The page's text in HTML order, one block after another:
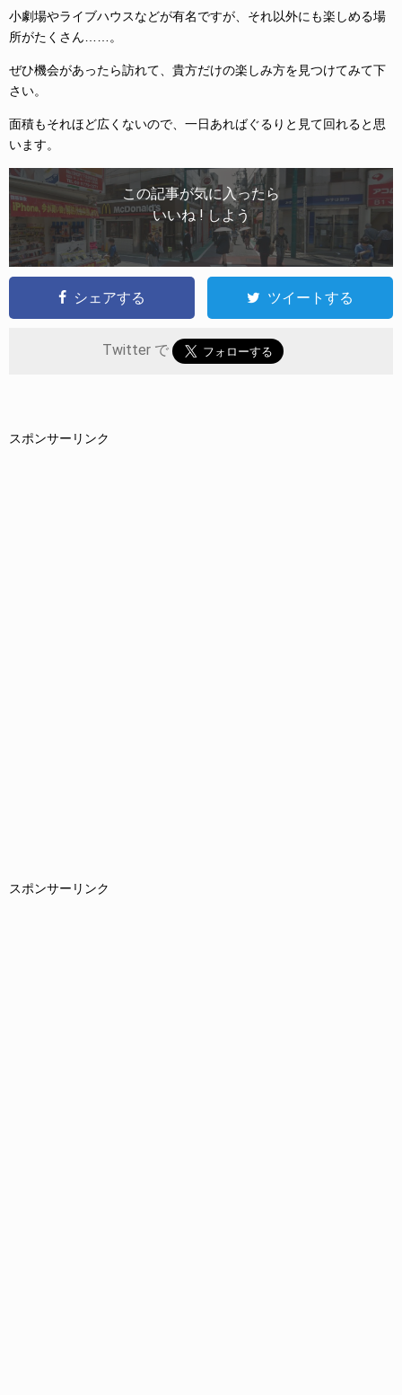
小劇場やライブハウスなどが有名ですが、それ以外にも楽しめる場
所がたくさん……。
ぜひ機会があったら訪れて、貴方だけの楽しみ方を見つけてみて下
さい。
面積もそれほど広くないので、一日あればぐるりと見て回れると思
います。
この記事が気に入ったら
いいね ! しよう
シェアする ツイートする
Twitter で
スポンサーリンク
スポンサーリンク